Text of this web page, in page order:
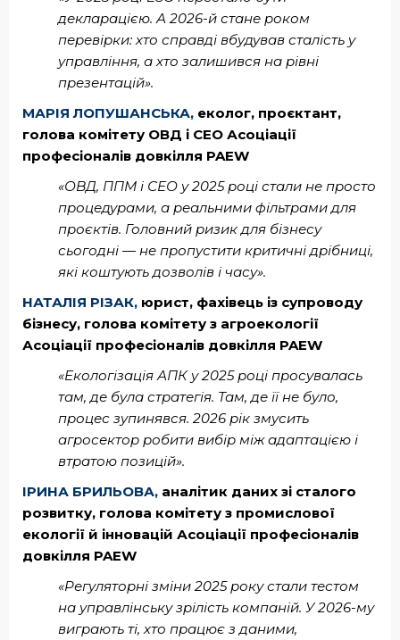
декларацією. А 2026-й стане роком
перевірки: хто справді вбудував сталість у
управління, а хто залишився на рівні
презентацій».
МАРІЯ ЛОПУШАНСЬКА, еколог, проєктант,
голова комітету ОВД і СЕО Асоціації
професіоналів довкілля PAEW
«ОВД, ППМ і СЕО у 2025 році стали не просто
процедурами, а реальними фільтрами для
проєктів. Головний ризик для бізнесу
сьогодні — не пропустити критичні дрібниці,
які коштують дозволів і часу».
НАТАЛІЯ РІЗАК, юрист, фахівець із супроводу
бізнесу, голова комітету з агроекології
Асоціації професіоналів довкілля PAEW
«Екологізація АПК у 2025 році просувалась
там, де була стратегія. Там, де її не було,
процес зупинявся. 2026 рік змусить
агросектор робити вибір між адаптацією і
втратою позицій».
ІРИНА БРИЛЬОВА, аналітик даних зі сталого
розвитку, голова комітету з промислової
екології й інновацій Асоціації професіоналів
довкілля PAEW
«Регуляторні зміни 2025 року стали тестом
на управлінську зрілість компаній. У 2026-му
виграють ті, хто працює з даними,